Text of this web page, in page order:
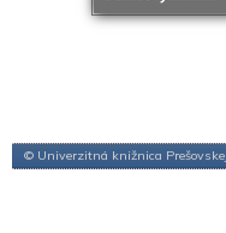
© Univerzitná knižnica